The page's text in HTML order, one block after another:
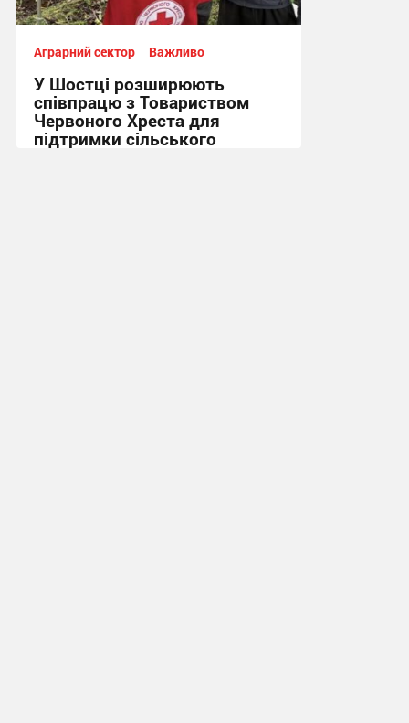
Аграрний сектор Важливо
У Шостці розширюють
співпрацю з Товариством
Червоного Хреста для
підтримки сільського